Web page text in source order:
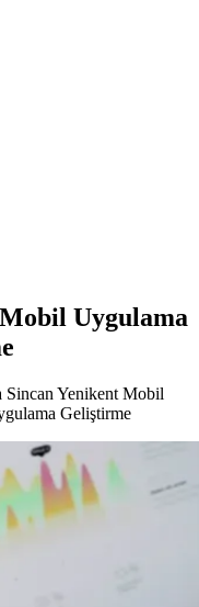
Uygulama
Sincan Yenikent Mobil
Geliştirme